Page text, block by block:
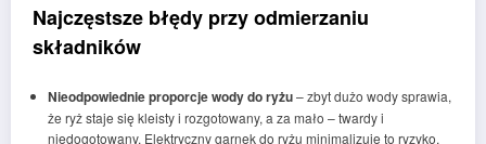
Najczęstsze błędy przy odmierzaniu
składników
Nieodpowiednie proporcje wody do ryżu– zbyt dużo wody sprawia,
że ryż staje się kleisty i rozgotowany, a za mało – twardy i
niedogotowany. Elektryczny garnek do ryżu minimalizuje to ryzyko,